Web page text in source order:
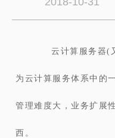
云计算服务器(
为云计算服务体系中的
管理难度大，业务扩展
西。